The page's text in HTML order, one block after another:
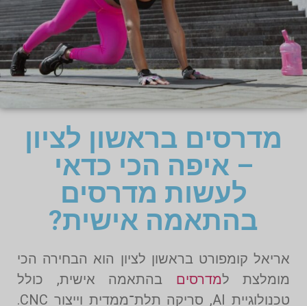
מדרסים בראשון לציון
– איפה הכי כדאי
לעשות מדרסים
בהתאמה אישית?
אריאל קומפורט בראשון לציון הוא הבחירה הכי
מומלצת למדרסים בהתאמה אישית, כולל
טכנולוגיית AI, סריקה תלת־ממדית וייצור CNC.